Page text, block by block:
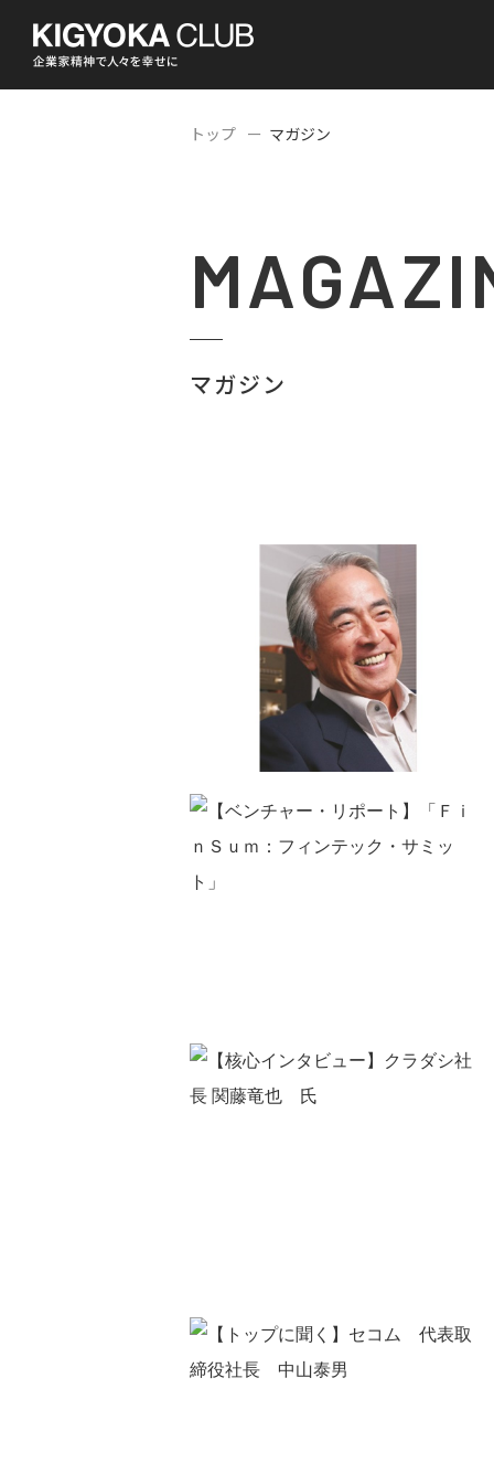
トップ マガジン
マガジン